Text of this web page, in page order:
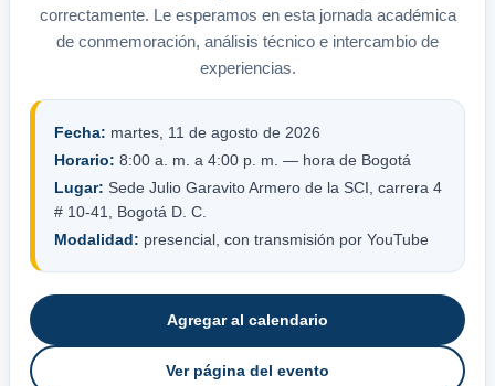
correctamente. Le esperamos en esta jornada académica
de conmemoración, análisis técnico e intercambio de
experiencias.
Fecha: martes, 11 de agosto de 2026
Horario: 8:00 a. m. a 4:00 p. m. — hora de Bogotá
Lugar: Sede Julio Garavito Armero de la SCI, carrera 4
# 10-41, Bogotá D. C.
Modalidad: presencial, con transmisión por YouTube
Agregar al calendario
Ver página del evento